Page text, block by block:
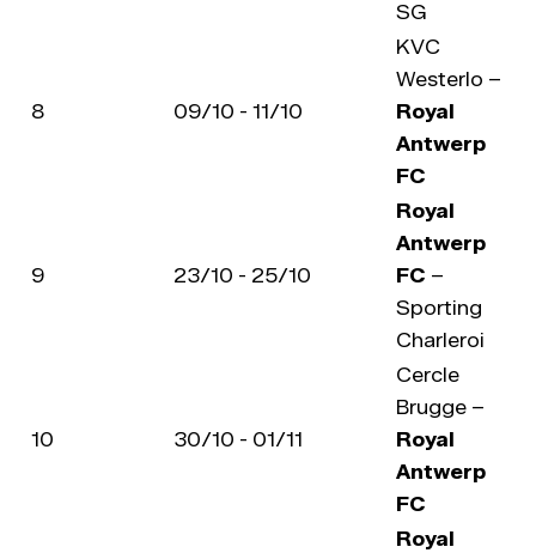
SG
8 09/10 - 11/10
KVC
Westerlo –
Royal
Antwerp
FC
9 23/10 - 25/10
Royal
Antwerp
FC –
Sporting
Charleroi
10 30/10 - 01/11
Cercle
Brugge –
Royal
Antwerp
FC
Royal